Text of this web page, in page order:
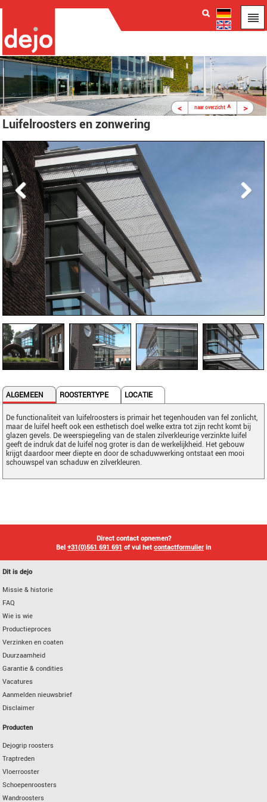
Luifelroosters en zonwering
ALGEMEEN ROOSTERTYPE LOCATIE
De functionaliteit van luifelroosters is primair het tegenhouden van fel zonlicht,
maar de luifel heeft ook een esthetisch doel welke extra tot zijn recht komt bij
glazen gevels. De weerspiegeling van de stalen zilverkleurige verzinkte luifel
geeft de indruk dat de luifel nog groter is dan de werkelijkheid. Het gebouw
krijgt daardoor meer diepte en door de schaduwwerking ontstaat een mooi
schouwspel van schaduw en zilverkleuren.
< naar overzicht^ >
Direct contact opnemen?
Bel +31(0)561 691 691 of vul het contactformulier in
Dit is dejo
Missie & historie
FAQ
Wie is wie
Productieproces
Verzinken en coaten
Duurzaamheid
Garantie & condities
Vacatures
Aanmelden nieuwsbrief
Disclaimer
Producten
Dejogrip roosters
Traptreden
Vloerrooster
Schoepenroosters
Wandroosters